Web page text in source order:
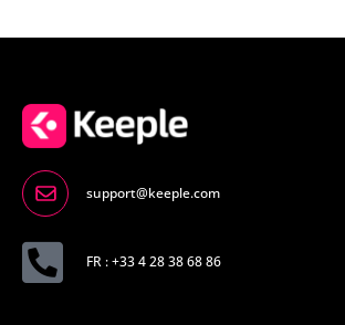
support@keeple.com
FR : +33 4 28 38 68 86